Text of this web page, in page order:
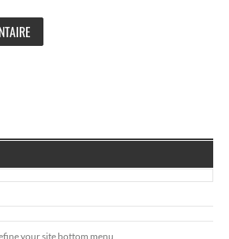
your site bottom menu